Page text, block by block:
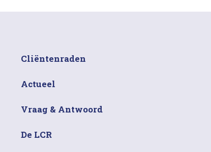
Cliëntenraden
Actueel
Vraag & Antwoord
De LCR